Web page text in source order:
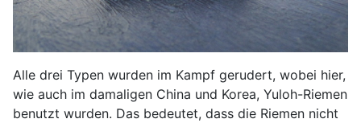
Alle drei Typen wurden im Kampf gerudert, wobei hier,
wie auch im damaligen China und Korea, Yuloh-Riemen
benutzt wurden. Das bedeutet, dass die Riemen nicht